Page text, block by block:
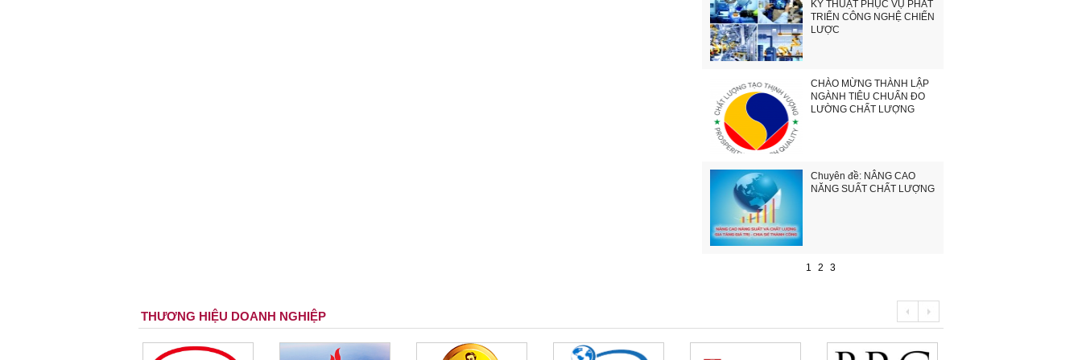
KỸ THUẬT PHỤC VỤ PHÁT
TRIỂN CÔNG NGHỆ CHIẾN
LƯỢC
CHÀO MỪNG THÀNH LẬP
NGÀNH TIÊU CHUẨN ĐO
LƯỜNG CHẤT LƯỢNG
Chuyên đề: NÂNG CAO
NĂNG SUẤT CHẤT LƯỢNG
1 2 3
THƯƠNG HIỆU DOANH NGHIỆP